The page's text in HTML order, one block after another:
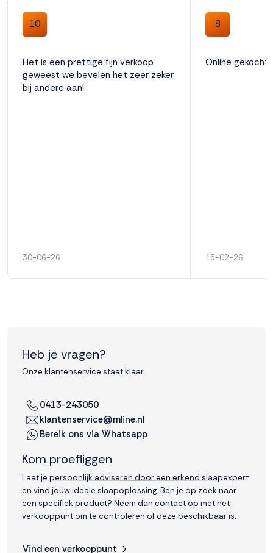
10
Het is een prettige fijn verkoop
geweest we bevelen het zeer zeker
bij andere aan!
30-06-26
8
Online gekocht
15-02-26
Heb je vragen?
Onze klantenservice staat klaar.
0413-243050
klantenservice@mline.nl
Bereik ons via Whatsapp
Kom proefliggen
Laat je persoonlijk adviseren door een erkend slaapexpert
en vind jouw ideale slaapoplossing. Ben je op zoek naar
een specifiek product? Neem dan contact op met het
verkooppunt om te controleren of deze beschikbaar is.
Vind een verkooppunt